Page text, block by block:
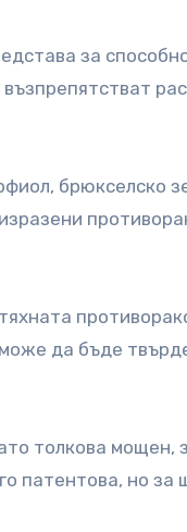
за
брюкселско
да бъде
толкова мощен,
патентова, но за